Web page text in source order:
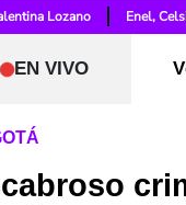
Lozano Enel,
EN VIVO